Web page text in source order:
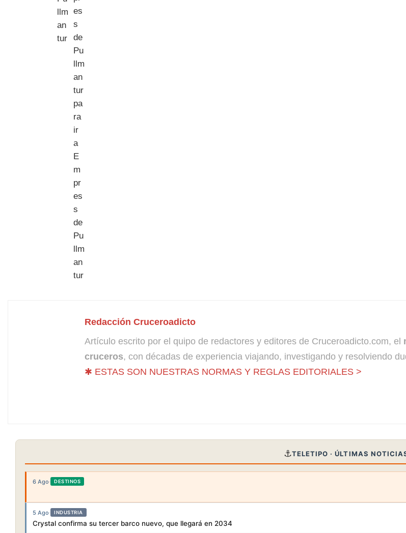
Redacción Cruceroadicto
Artículo escrito por el quipo de redactores y editores de Cruceroadicto.com, el
cruceros, con décadas de experiencia viajando, investigando y resolviendo
✱ ESTAS SON NUESTRAS NORMAS Y REGLAS EDITORIALES >
⚓TELETIPO · ÚLTIMAS
6 Ago· DESTINOS
5 Ago· INDUSTRIA
Crystal confirma su tercer barco nuevo, que llegará en 2034